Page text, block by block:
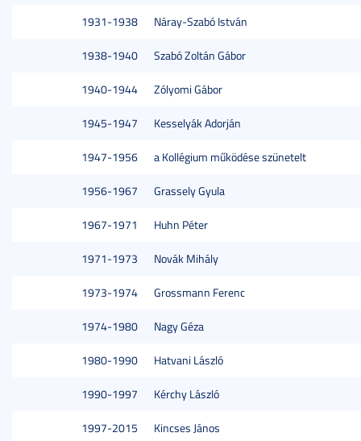
1931-1938 Náray-Szabó István
1938-1940 Szabó Zoltán Gábor
1940-1944 Zólyomi Gábor
1945-1947 Kesselyák Adorján
1947-1956 a Kollégium működése szünetelt
1956-1967 Grassely Gyula
1967-1971 Huhn Péter
1971-1973 Novák Mihály
1973-1974 Grossmann Ferenc
1974-1980 Nagy Géza
1980-1990 Hatvani László
1990-1997 Kérchy László
1997-2015 Kincses János